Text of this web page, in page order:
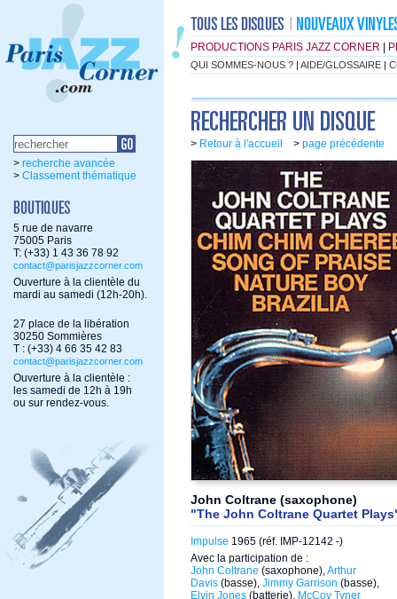
PRODUCTIONS PARIS JAZZ CORNER
QUI SOMMES-NOUS ? | AIDE/GLOSSAIRE |
> recherche avancée
> Classement thématique
5 rue de navarre
75005 Paris
T: (+33) 1 43 36 78 92
contact@parisjazzcorner.com
Ouverture à la clientèle du
mardi au samedi (12h-20h).
27 place de la libération
30250 Sommières
T : (+33) 4 66 35 42 83
contact@parisjazzcorner.com
Ouverture à la clientèle :
les samedi de 12h à 19h
ou sur rendez-vous.
> Retour à l'accueil > page précédente
John Coltrane (saxophone)
"The John Coltrane Quartet
Impulse 1965 (réf. IMP-12142 -)
Avec la participation de :
John Coltrane (saxophone),Arthur
Davis (basse), Jimmy Garrison (basse),
Elvin Jones (batterie), McCoy Tyner